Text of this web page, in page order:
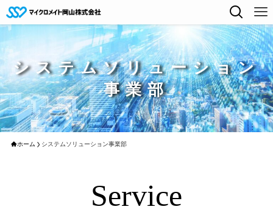
システムソリューション
事業部
ホーム システムソリューション事業部
Service